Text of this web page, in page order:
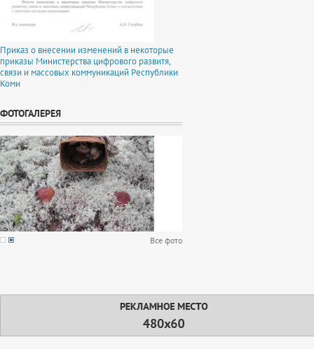
Приказ о внесении изменений в некоторые
приказы Министерства цифрового развитя,
связи и массовых коммуникаций Республики
Коми
ФОТОГАЛЕРЕЯ
Все фото